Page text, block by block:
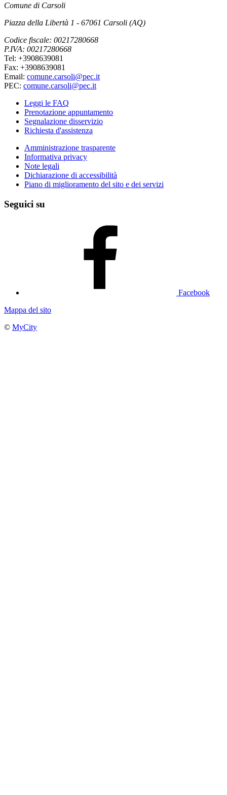
Comune di Carsoli
Piazza della Libertà 1 - 67061 Carsoli (AQ)
Codice fiscale: 00217280668
P.IVA: 00217280668
Tel: +3908639081
Fax: +3908639081
Email: comune.carsoli@pec.it
PEC: comune.carsoli@pec.it
Leggi le FAQ
Prenotazione appuntamento
Segnalazione disservizio
Richiesta d'assistenza
Amministrazione trasparente
Informativa privacy
Note legali
Dichiarazione di accessibilità
Piano di miglioramento del sito e dei servizi
Seguici su
Facebook
Mappa del sito
© MyCity